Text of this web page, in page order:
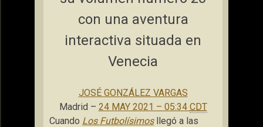
con una aventura
interactiva situada en
Venecia
JOSÉ GONZÁLEZ VARGAS
Madrid – 24 MAY 2021 – 05:34 CDT
Cuando Los Futbolísimosllegó a las